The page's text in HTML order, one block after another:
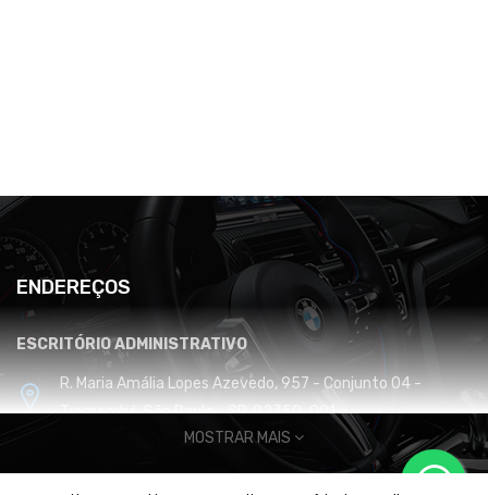
ENDEREÇOS
ESCRITÓRIO ADMINISTRATIVO
R. Maria Amália Lopes Azevedo, 957 - Conjunto 04 -
Tremembé, São Paulo - SP, 02350-001
CENTRO DE DISTRIBUIÇÃO E LOGÍSTICA
MOSTRAR MAIS